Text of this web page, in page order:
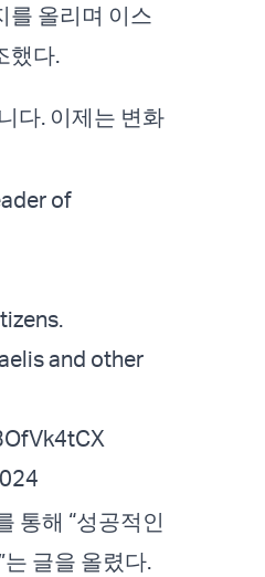
를 올리며 이스
했다.
다. 이제는 변화
of
and other
통해 “성공적인
글을 올렸다.